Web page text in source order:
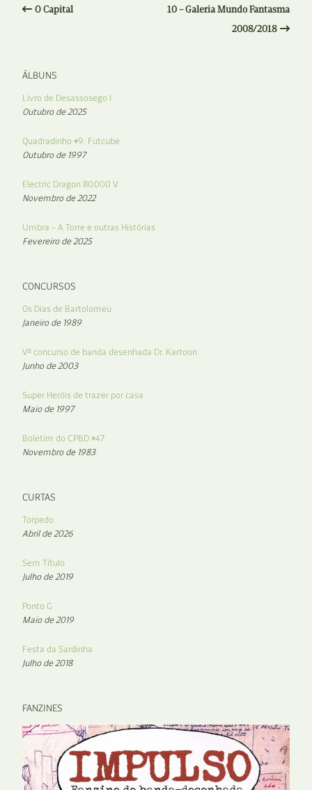
O Capital
10 – Galeria Mundo Fantasma
2008/2018
ÁLBUNS
Livro de Desassosego I
Outubro de 2025
Quadradinho #9: Futcube
Outubro de 1997
Electric Dragon 80.000 V
Novembro de 2022
Umbra – A Torre e outras Histórias
Fevereiro de 2025
CONCURSOS
Os Dias de Bartolomeu
Janeiro de 1989
Vº concurso de banda desenhada Dr. Kartoon
Junho de 2003
Super Heróis de trazer por casa
Maio de 1997
Boletim do CPBD #47
Novembro de 1983
CURTAS
Torpedo
Abril de 2026
Sem Título
Julho de 2019
Ponto G
Maio de 2019
Festa da Sardinha
Julho de 2018
FANZINES